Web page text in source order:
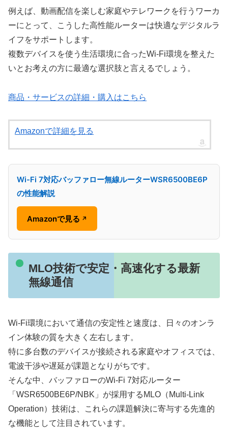
例えば、動画配信を楽しむ家庭やテレワークを行うワーカ
ーにとって、こうした高性能ルーターは快適なデジタルラ
イフをサポートします。
複数デバイスを使う生活環境に合ったWi-Fi環境を整えた
いとお考えの方に最適な選択肢と言えるでしょう。
商品・サービスの詳細・購入はこちら
Amazonで詳細を見る
Wi-Fi 7対応バッファロー無線ルーターWSR6500BE6P
の性能解説
Amazonで見る ↗
MLO技術で安定・高速化する最新
無線通信
Wi-Fi環境において通信の安定性と速度は、日々のオンラ
イン体験の質を大きく左右します。
特に多台数のデバイスが接続される家庭やオフィスでは、
電波干渉や遅延が課題となりがちです。
そんな中、バッファローのWi-Fi 7対応ルーター
「WSR6500BE6P/NBK」が採用するMLO（Multi-Link
Operation）技術は、これらの課題解決に寄与する先進的
な機能として注目されています。